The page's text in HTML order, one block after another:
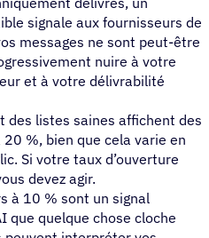
signale aux fournisseurs de
messages ne sont peut-être
nuire à votre
et à votre délivrabilité
des listes saines affichent des
%, bien que cela varie en
Si votre taux d’ouverture
devez agir.
à 10 % sont un signal
que quelque chose cloche